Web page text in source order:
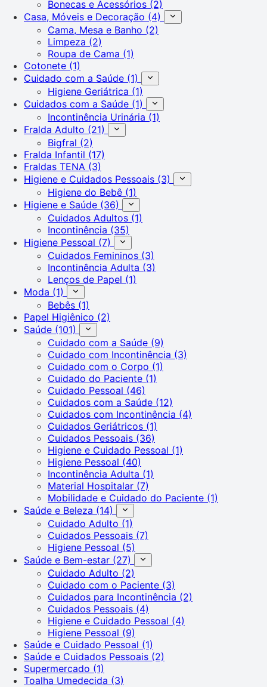
Bonecas e Acessórios (2)
Casa, Móveis e Decoração (4)
Cama, Mesa e Banho (2)
Limpeza (2)
Roupa de Cama (1)
Cotonete (1)
Cuidado com a Saúde (1)
Higiene Geriátrica (1)
Cuidados com a Saúde (1)
Incontinência Urinária (1)
Fralda Adulto (21)
Bigfral (2)
Fralda Infantil (17)
Fraldas TENA (3)
Higiene e Cuidados Pessoais (3)
Higiene do Bebê (1)
Higiene e Saúde (36)
Cuidados Adultos (1)
Incontinência (35)
Higiene Pessoal (7)
Cuidados Femininos (3)
Incontinência Adulta (3)
Lenços de Papel (1)
Moda (1)
Bebês (1)
Papel Higiênico (2)
Saúde (101)
Cuidado com a Saúde (9)
Cuidado com Incontinência (3)
Cuidado com o Corpo (1)
Cuidado do Paciente (1)
Cuidado Pessoal (46)
Cuidados com a Saúde (12)
Cuidados com Incontinência (4)
Cuidados Geriátricos (1)
Cuidados Pessoais (36)
Higiene e Cuidado Pessoal (1)
Higiene Pessoal (40)
Incontinência Adulta (1)
Material Hospitalar (7)
Mobilidade e Cuidado do Paciente (1)
Saúde e Beleza (14)
Cuidado Adulto (1)
Cuidados Pessoais (7)
Higiene Pessoal (5)
Saúde e Bem-estar (27)
Cuidado Adulto (2)
Cuidado com o Paciente (3)
Cuidados para Incontinência (2)
Cuidados Pessoais (4)
Higiene e Cuidado Pessoal (4)
Higiene Pessoal (9)
Saúde e Cuidado Pessoal (1)
Saúde e Cuidados Pessoais (2)
Supermercado (1)
Toalha Umedecida (3)